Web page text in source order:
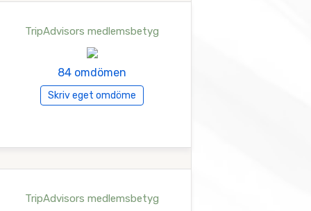
TripAdvisors medlemsbetyg
84 omdömen
Skriv eget omdöme
TripAdvisors medlemsbetyg